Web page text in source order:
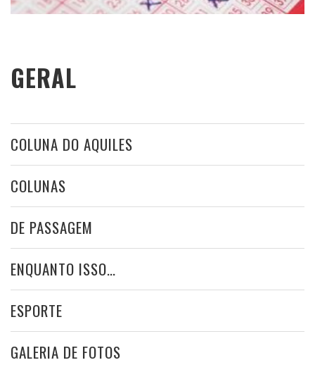
GERAL
COLUNA DO AQUILES
COLUNAS
DE PASSAGEM
ENQUANTO ISSO…
ESPORTE
GALERIA DE FOTOS